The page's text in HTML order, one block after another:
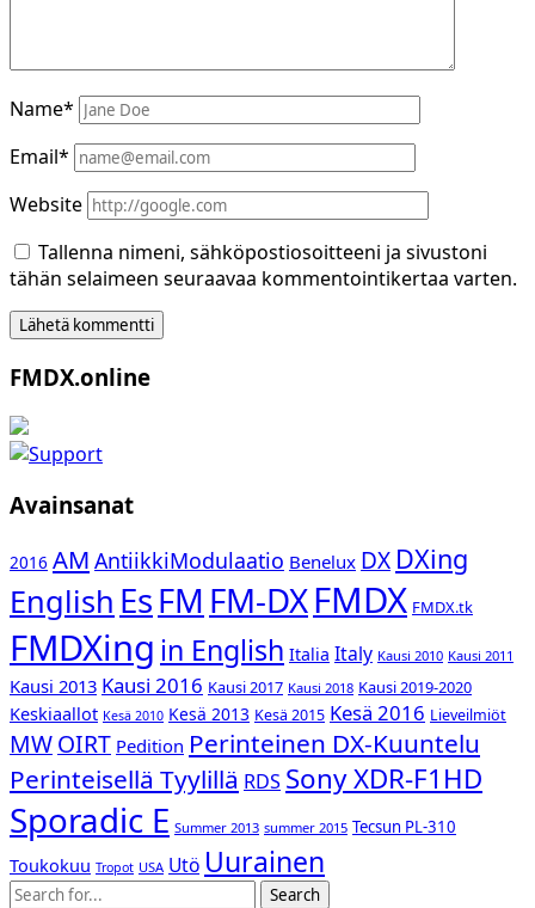
Name*
Email*
Website
Tallenna nimeni, sähköpostiosoitteeni ja sivustoni
tähän selaimeen seuraavaa kommentointikertaa varten.
Sidebar
FMDX.online
Avainsanat
2016 AM AntiikkiModulaatio Benelux DX DXing
English EsFM FM-DXFMDX FMDX.tk
FMDXing in English Italia Italy Kausi 2010 Kausi 2011
Kausi 2013 Kausi 2016 Kausi 2017 Kausi 2018 Kausi 2019-2020
Keskiaallot Kesä 2010 Kesä 2013 Kesä 2015 Kesä 2016 Lieveilmiöt
MWOIRT Pedition Perinteinen DX-Kuuntelu
Perinteisellä Tyylillä RDS Sony XDR-F1HD
Sporadic E Summer 2013 summer 2015 Tecsun PL-310
Toukokuu Tropot USA Utö Uurainen
Search